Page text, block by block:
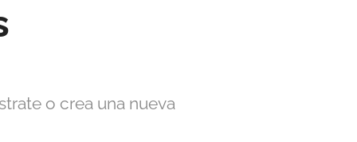
o crea una nueva